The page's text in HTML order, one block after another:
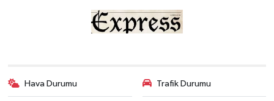
Hava Durumu Trafik Durumu